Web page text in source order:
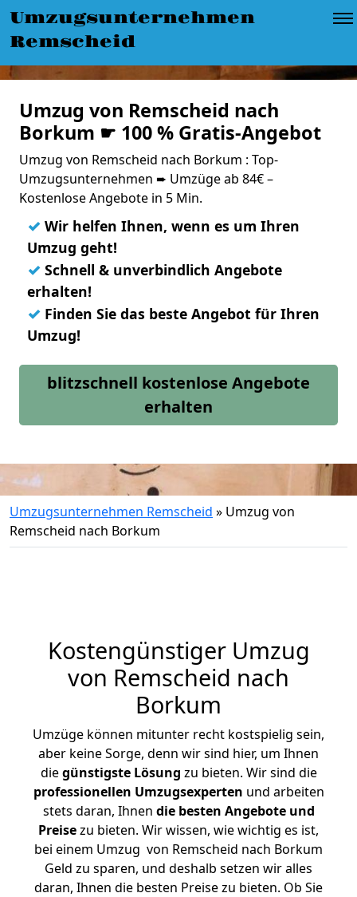
Umzugsunternehmen
Remscheid
Umzug von Remscheid nach
Borkum ☛ 100 % Gratis-Angebot
Umzug von Remscheid nach Borkum : Top-
Umzugsunternehmen ➨ Umzüge ab 84€ –
Kostenlose Angebote in 5 Min.
✓ Wir helfen Ihnen, wenn es um Ihren
Umzug geht!
✓ Schnell & unverbindlich Angebote
erhalten!
✓ Finden Sie das beste Angebot für Ihren
Umzug!
blitzschnell kostenlose Angebote
erhalten
Umzugsunternehmen Remscheid » Umzug von
Remscheid nach Borkum
Kostengünstiger Umzug
von Remscheid nach
Borkum
Umzüge können mitunter recht kostspielig sein,
aber keine Sorge, denn wir sind hier, um Ihnen
diegünstigste Lösung zu bieten. Wir sind die
professionellen Umzugsexperten und arbeiten
stets daran, Ihnen die besten Angebote und
Preisezu bieten. Wir wissen, wie wichtig es ist,
bei einem Umzug von Remscheid nach Borkum
Geld zu sparen, und deshalb setzen wir alles
daran, Ihnen die besten Preise zu bieten. Ob Sie